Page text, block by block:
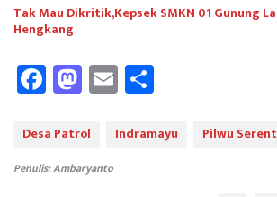
Tak Mau Dikritik,Kepsek SMKN 01 Gunung
Hengkang
Fa
ce
b
oo
M
as
to
d
E
m
ail e
Desa Patrol Indramayu Pilwu
Penulis: Ambaryanto